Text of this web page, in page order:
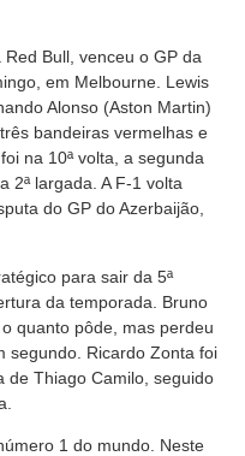
Bull, venceu o GP da
em Melbourne. Lewis
Alonso (Aston Martin)
bandeiras vermelhas e
na 10ª volta, a segunda
2ª largada. A F-1 volta
do GP do Azerbaijão,
para sair da 5ª
da temporada. Bruno
quanto pôde, mas perdeu
segundo. Ricardo Zonta foi
de Thiago Camilo, seguido
1 do mundo. Neste